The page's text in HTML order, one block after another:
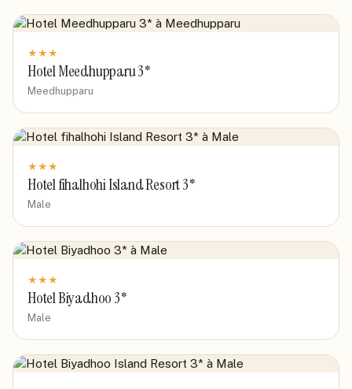
★ ★ ★
Hotel Meedhupparu 3*
Meedhupparu
★ ★ ★
Hotel fihalhohi Island Resort 3*
Male
★ ★ ★
Hotel Biyadhoo 3*
Male